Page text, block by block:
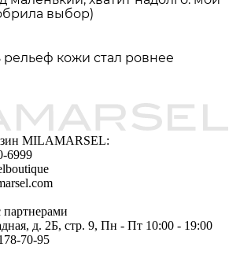
выбор)
рельеф кожи стал ровнее
MILAMARSEL:
6999
д. 2Б, стр. 9, Пн - Пт 10:00 - 19:00
70-95